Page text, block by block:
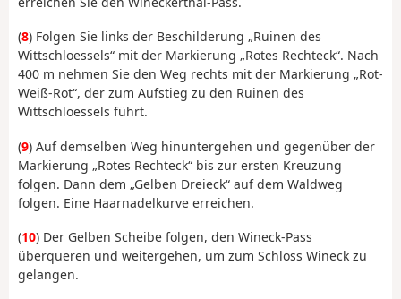
(8) Folgen Sie links der Beschilderung „Ruinen des
Wittschloessels“ mit der Markierung „Rotes Rechteck“. Nach
400 m nehmen Sie den Weg rechts mit der Markierung „Rot-
Weiß-Rot“, der zum Aufstieg zu den Ruinen des
Wittschloessels führt.
(9) Auf demselben Weg hinuntergehen und gegenüber der
Markierung „Rotes Rechteck“ bis zur ersten Kreuzung
folgen. Dann dem „Gelben Dreieck“ auf dem Waldweg
folgen. Eine Haarnadelkurve erreichen.
(10) Der Gelben Scheibe folgen, den Wineck-Pass
überqueren und weitergehen, um zum Schloss Wineck zu
gelangen.